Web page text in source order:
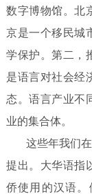
数字博物馆。北
京是一个移民城
学保护。第二，
是语言对社会经
态。语言产业不
业的集合体。
这些年我们
提出。大华语指
侨使用的汉语